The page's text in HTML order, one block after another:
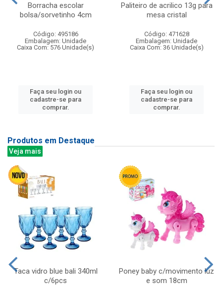
Borracha escolar
bolsa/sorvetinho 4cm
Código: 495186
Embalagem: Unidade
Caixa Com: 576 Unidade(s)
Faça seu login ou
cadastre-se para
comprar.
Paliteiro de acrilico 13g para
mesa cristal
Código: 471628
Embalagem: Unidade
Caixa Com: 36 Unidade(s)
Faça seu login ou
cadastre-se para
comprar.
Produtos em Destaque
Veja mais
Taca vidro blue bali 340ml
c/6pcs
Poney baby c/movimento luz
e som 18cm